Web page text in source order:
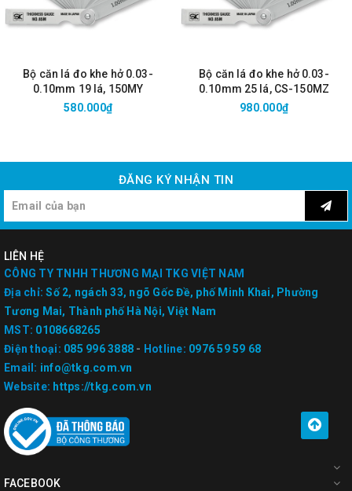
Bộ căn lá đo khe hở 0.03-
0.10mm 19 lá, 150MY
580.000₫
Bộ căn lá đo khe hở 0.03-
0.10mm 25 lá, CS-150MZ
980.000₫
ĐĂNG KÝ NHẬN TIN
LIÊN HỆ
CÔNG TY TNHH THƯƠNG MẠI TKG VIỆT NAM
Địa chỉ: Số 2, ngách 33, ngõ Gốc Đề, phố Minh Khai, Phường
Tương Mai, Thành phố Hà Nội, Việt Nam
MST: 0108668265
Điện thoại: 085 996 3888 - Hotline: 0976 59 59 68
Email: info@tkg.com.vn
Website: https://tkg.com.vn
FACEBOOK